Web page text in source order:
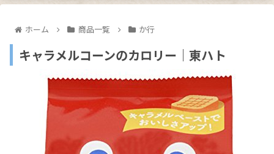
ホーム 商品一覧 か行
キャラメルコーンのカロリー｜東ハト